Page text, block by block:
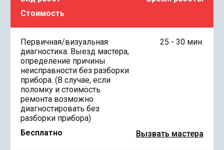
Стоимость
Первичная/визуальная
диагностика: Выезд мастера,
определение причины
неисправности без разборки
прибора. (В случае, если
поломку и стоимость
ремонта возможно
диагностировать без
разборки прибора)
Бесплатно
25 - 30 мин.
Вызвать мастера